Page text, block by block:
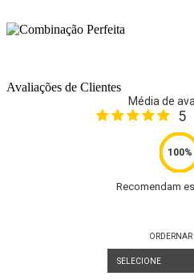
Avaliações de Clientes
Média de
5
Recomendam
ORDERNAR
SELECIONE